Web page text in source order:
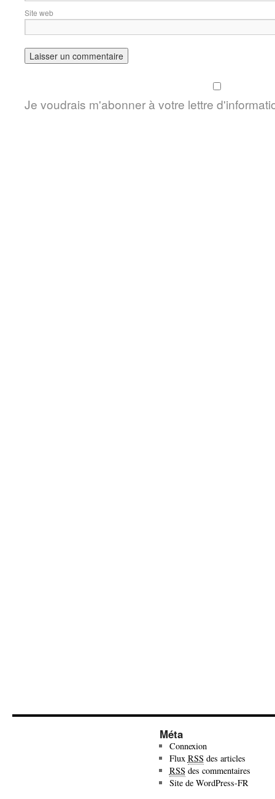
Site web
Je voudrais m'abonner à votre lettre
Méta
Connexion
Flux RSS des articles
RSS des commentaires
Site de WordPress-FR